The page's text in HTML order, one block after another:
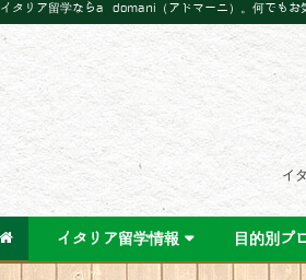
イタリア留学ならa domani（アドマーニ）。何でもお
イ
イタリア留学情報 目的別プ